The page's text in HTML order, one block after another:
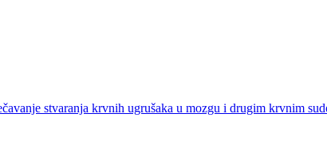
stvaranja krvnih ugrušaka u mozgu i drugim krvnim